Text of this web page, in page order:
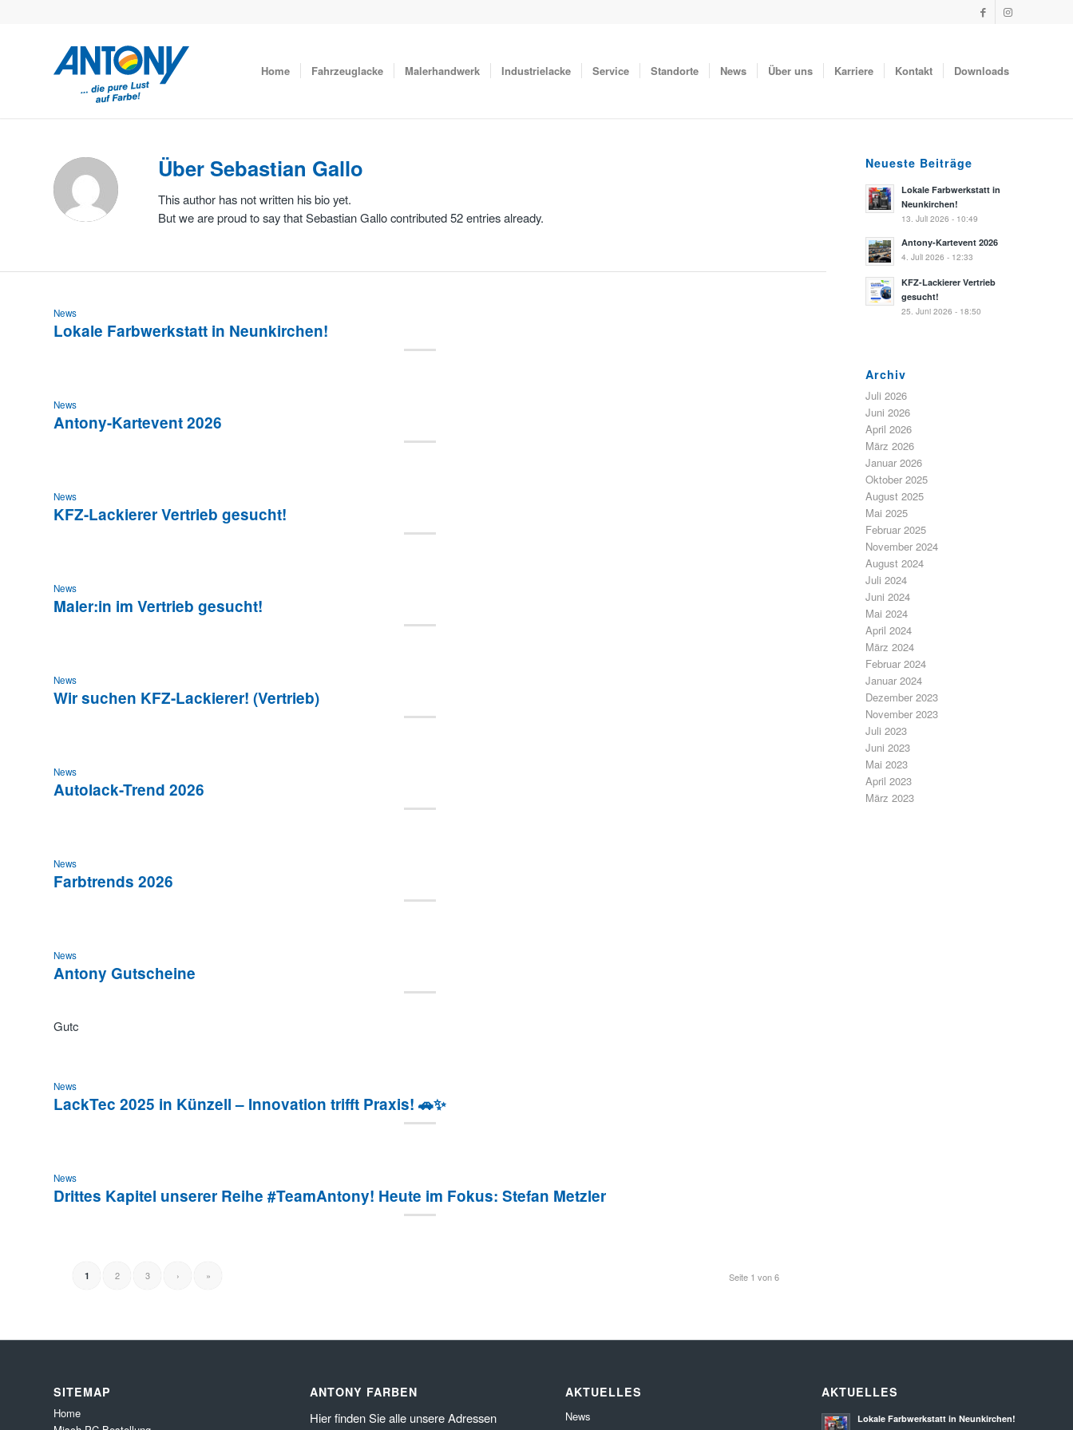
Home Fahrzeuglacke Malerhandwerk Industrielacke Service Standorte News Über uns Karriere Kontakt Downloads
ÜberSebastian Gallo
This author has not written his bio yet.
But we are proud to say thatSebastian Gallocontributed 52 entries already.
News
Lokale Farbwerkstatt in Neunkirchen!
News
Antony-Kartevent 2026
News
KFZ-Lackierer Vertrieb gesucht!
News
Maler:in im Vertrieb gesucht!
News
Wir suchen KFZ-Lackierer! (Vertrieb)
News
Autolack-Trend 2026
News
Farbtrends 2026
News
Antony Gutscheine
Gutc
News
LackTec 2025 in Künzell – Innovation trifft Praxis! 🚗✨
News
Drittes Kapitel unserer Reihe #TeamAntony! Heute im Fokus: Stefan Metzler
Seite 1 von 6
1 2 3 › »
Neueste Beiträge
Lokale Farbwerkstatt in
Neunkirchen!
13. Juli 2026 - 10:49
Antony-Kartevent 2026
4. Juli 2026 - 12:33
KFZ-Lackierer Vertrieb
gesucht!
25. Juni 2026 - 18:50
Archiv
Juli 2026
Juni 2026
April 2026
März 2026
Januar 2026
Oktober 2025
August 2025
Mai 2025
Februar 2025
November 2024
August 2024
Juli 2024
Juni 2024
Mai 2024
April 2024
März 2024
Februar 2024
Januar 2024
Dezember 2023
November 2023
Juli 2023
Juni 2023
Mai 2023
April 2023
März 2023
SITEMAP
Home
ANTONY FARBEN
Hierfinden Sie alle unsere Adressen
AKTUELLES
News
AKTUELLES
Lokale Farbwerkstatt in Neunkirchen!